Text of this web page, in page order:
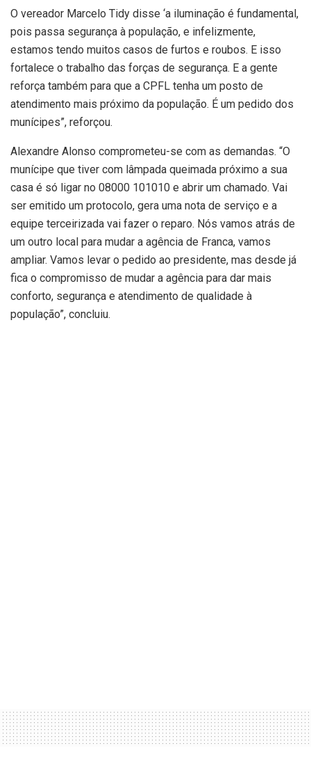
O vereador Marcelo Tidy disse ‘a iluminação é fundamental,
pois passa segurança à população, e infelizmente,
estamos tendo muitos casos de furtos e roubos. E isso
fortalece o trabalho das forças de segurança. E a gente
reforça também para que a CPFL tenha um posto de
atendimento mais próximo da população. É um pedido dos
munícipes”, reforçou.
Alexandre Alonso comprometeu-se com as demandas. “O
munícipe que tiver com lâmpada queimada próximo a sua
casa é só ligar no 08000 101010 e abrir um chamado. Vai
ser emitido um protocolo, gera uma nota de serviço e a
equipe terceirizada vai fazer o reparo. Nós vamos atrás de
um outro local para mudar a agência de Franca, vamos
ampliar. Vamos levar o pedido ao presidente, mas desde já
fica o compromisso de mudar a agência para dar mais
conforto, segurança e atendimento de qualidade à
população”, concluiu.